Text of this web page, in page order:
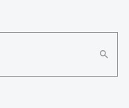
search